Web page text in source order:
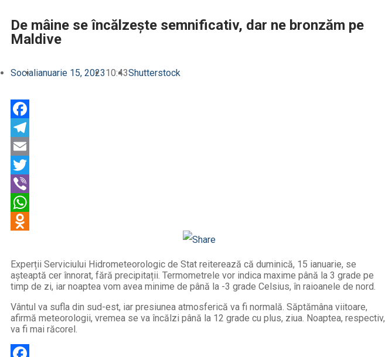
De mâine se încălzește semnificativ, dar ne bronzăm pe
Maldive
Socialianuarie 15, 202310:43Shutterstock
Odnoklassniki
Experții Serviciului Hidrometeorologic de Stat reiterează că duminică, 15 ianuarie, se
așteaptă cer înnorat, fără precipitații. Termometrele vor indica maxime până la 3 grade pe
timp de zi, iar noaptea vom avea minime de până la -3 grade Celsius, în raioanele de nord.
Vântul va sufla din sud-est, iar presiunea atmosferică va fi normală. Săptămâna viitoare,
afirmă meteorologii, vremea se va încălzi până la 12 grade cu plus, ziua. Noaptea, respectiv,
va fi mai răcorel.